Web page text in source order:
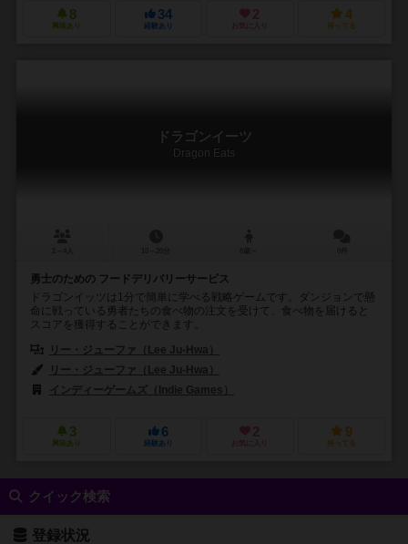
8
興味あり
34
経験あり
2
お気に入り
4
持ってる
ドラゴンイーツ
Dragon Eats
勇士のための フードデリバリーサービス
ドラゴンイッツは1分で簡単に学べる戦略ゲームです。ダンジョンで懸
命に戦っている勇者たちの食べ物の注文を受けて、食べ物を届けると
スコアを獲得することができます。
リー・ジューファ（Lee Ju-Hwa）
リー・ジューファ（Lee Ju-Hwa）
インディーゲームズ（Indie Games）
3
興味あり
6
経験あり
2
お気に入り
9
持ってる
クイック検索
登録状況